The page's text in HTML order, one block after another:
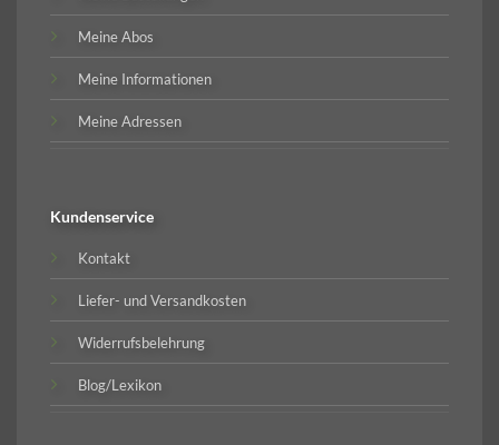
Meine Abos
Meine Informationen
Meine Adressen
Kundenservice
Kontakt
Liefer- und Versandkosten
Widerrufsbelehrung
Blog/Lexikon